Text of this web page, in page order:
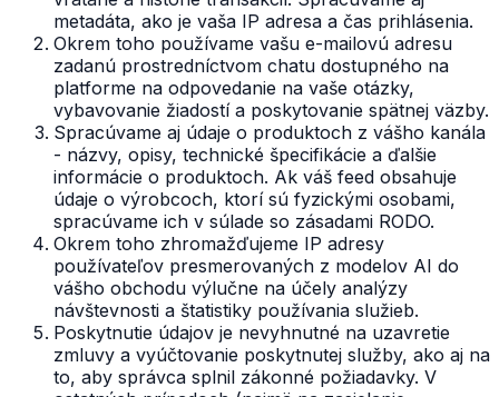
metadáta, ako je vaša IP adresa a čas prihlásenia.
Okrem toho používame vašu e-mailovú adresu
zadanú prostredníctvom chatu dostupného na
platforme na odpovedanie na vaše otázky,
vybavovanie žiadostí a poskytovanie spätnej väzby.
Spracúvame aj údaje o produktoch z vášho kanála
- názvy, opisy, technické špecifikácie a ďalšie
informácie o produktoch. Ak váš feed obsahuje
údaje o výrobcoch, ktorí sú fyzickými osobami,
spracúvame ich v súlade so zásadami RODO.
Okrem toho zhromažďujeme IP adresy
používateľov presmerovaných z modelov AI do
vášho obchodu výlučne na účely analýzy
návštevnosti a štatistiky používania služieb.
Poskytnutie údajov je nevyhnutné na uzavretie
zmluvy a vyúčtovanie poskytnutej služby, ako aj na
to, aby správca splnil zákonné požiadavky. V